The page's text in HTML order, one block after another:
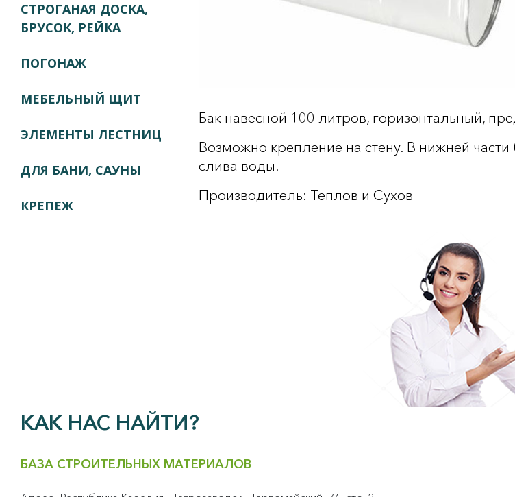
СТРОГАНАЯ ДОСКА,
БРУСОК, РЕЙКА
ПОГОНАЖ
МЕБЕЛЬНЫЙ ЩИТ
ЭЛЕМЕНТЫ ЛЕСТНИЦ
ДЛЯ БАНИ, САУНЫ
КРЕПЕЖ
Бак навесной 100 литров, горизонтальный,
Возможно крепление на стену. В нижней
слива воды.
Производитель: Теплов и Сухов
КАК НАС НАЙТИ?
БАЗА СТРОИТЕЛЬНЫХ МАТЕРИАЛОВ